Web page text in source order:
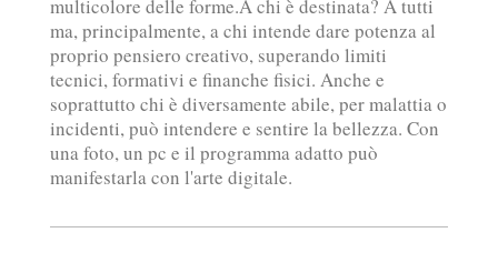
multicolore delle forme.A chi è destinata? A tutti
ma, principalmente, a chi intende dare potenza al
proprio pensiero creativo, superando limiti
tecnici, formativi e finanche fisici. Anche e
soprattutto chi è diversamente abile, per malattia o
incidenti, può intendere e sentire la bellezza. Con
una foto, un pc e il programma adatto può
manifestarla con l'arte digitale.